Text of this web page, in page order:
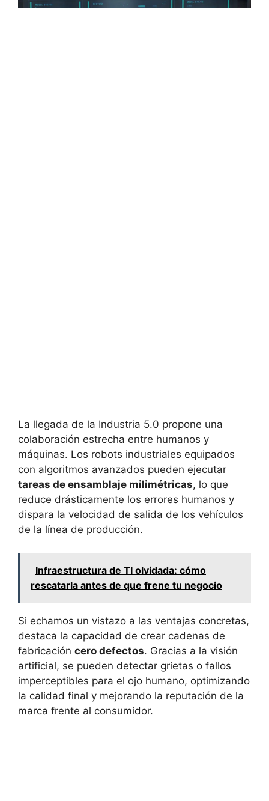
La llegada de la Industria 5.0 propone una
colaboración estrecha entre humanos y
máquinas. Los robots industriales equipados
con algoritmos avanzados pueden ejecutar
tareas de ensamblaje milimétricas, lo que
reduce drásticamente los errores humanos y
dispara la velocidad de salida de los vehículos
de la línea de producción.
Infraestructura de TI olvidada: cómo
rescatarla antes de que frene tu negocio
Si echamos un vistazo a las ventajas concretas,
destaca la capacidad de crear cadenas de
fabricación cero defectos. Gracias a la visión
artificial, se pueden detectar grietas o fallos
imperceptibles para el ojo humano, optimizando
la calidad final y mejorando la reputación de la
marca frente al consumidor.